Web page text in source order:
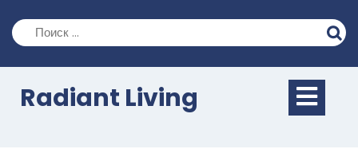
содержимому
Radiant Living